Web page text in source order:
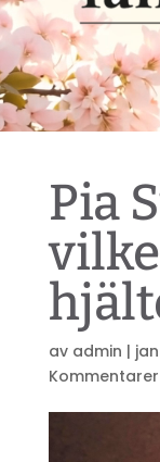
Pia
av admin |
Kommentarer